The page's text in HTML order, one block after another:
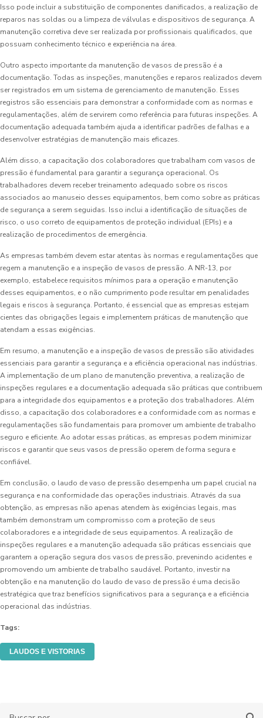
Isso pode incluir a substituição de componentes danificados, a realização de
reparos nas soldas ou a limpeza de válvulas e dispositivos de segurança. A
manutenção corretiva deve ser realizada por profissionais qualificados, que
possuam conhecimento técnico e experiência na área.
Outro aspecto importante da manutenção de vasos de pressão é a
documentação. Todas as inspeções, manutenções e reparos realizados devem
ser registrados em um sistema de gerenciamento de manutenção. Esses
registros são essenciais para demonstrar a conformidade com as normas e
regulamentações, além de servirem como referência para futuras inspeções. A
documentação adequada também ajuda a identificar padrões de falhas e a
desenvolver estratégias de manutenção mais eficazes.
Além disso, a capacitação dos colaboradores que trabalham com vasos de
pressão é fundamental para garantir a segurança operacional. Os
trabalhadores devem receber treinamento adequado sobre os riscos
associados ao manuseio desses equipamentos, bem como sobre as práticas
de segurança a serem seguidas. Isso inclui a identificação de situações de
risco, o uso correto de equipamentos de proteção individual (EPIs) e a
realização de procedimentos de emergência.
As empresas também devem estar atentas às normas e regulamentações que
regem a manutenção e a inspeção de vasos de pressão. A NR-13, por
exemplo, estabelece requisitos mínimos para a operação e manutenção
desses equipamentos, e o não cumprimento pode resultar em penalidades
legais e riscos à segurança. Portanto, é essencial que as empresas estejam
cientes das obrigações legais e implementem práticas de manutenção que
atendam a essas exigências.
Em resumo, a manutenção e a inspeção de vasos de pressão são atividades
essenciais para garantir a segurança e a eficiência operacional nas indústrias.
A implementação de um plano de manutenção preventiva, a realização de
inspeções regulares e a documentação adequada são práticas que contribuem
para a integridade dos equipamentos e a proteção dos trabalhadores. Além
disso, a capacitação dos colaboradores e a conformidade com as normas e
regulamentações são fundamentais para promover um ambiente de trabalho
seguro e eficiente. Ao adotar essas práticas, as empresas podem minimizar
riscos e garantir que seus vasos de pressão operem de forma segura e
confiável.
Em conclusão, o laudo de vaso de pressão desempenha um papel crucial na
segurança e na conformidade das operações industriais. Através da sua
obtenção, as empresas não apenas atendem às exigências legais, mas
também demonstram um compromisso com a proteção de seus
colaboradores e a integridade de seus equipamentos. A realização de
inspeções regulares e a manutenção adequada são práticas essenciais que
garantem a operação segura dos vasos de pressão, prevenindo acidentes e
promovendo um ambiente de trabalho saudável. Portanto, investir na
obtenção e na manutenção do laudo de vaso de pressão é uma decisão
estratégica que traz benefícios significativos para a segurança e a eficiência
operacional das indústrias.
Tags:
LAUDOS E VISTORIAS